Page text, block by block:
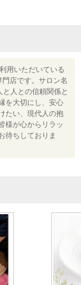
用いただいている
店です。サロン名
人との信頼関係と
を大切にし、安心
たい、現代人の抱
様が心からリラッ
待ちしておりま